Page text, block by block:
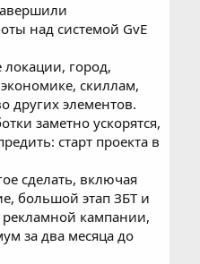
над системой GvE
город,
скиллам,
других элементов.
заметно ускорятся,
старт проекта в
сделать, включая
большой этап ЗБТ и
кампании,
за два месяца до